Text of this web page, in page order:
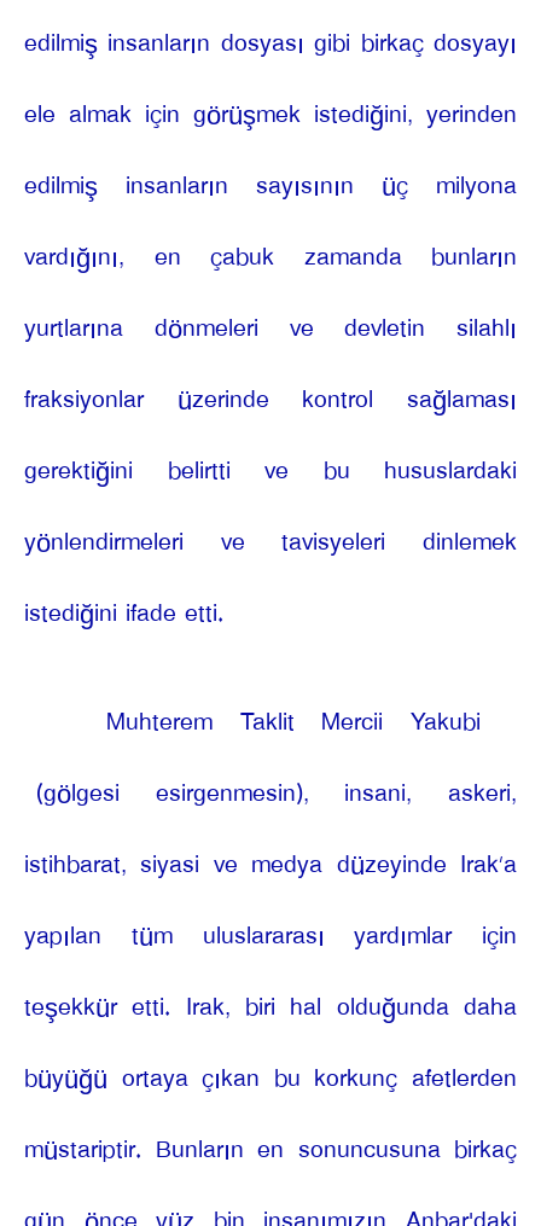
edilmiş insanların dosyası gibi birkaç dosyayı
ele almak için görüşmek istediğini, yerinden
edilmiş insanların sayısının üç milyona
vardığını, en çabuk zamanda bunların
yurtlarına dönmeleri ve devletin silahlı
fraksiyonlar üzerinde kontrol sağlaması
gerektiğini belirtti ve bu hususlardaki
yönlendirmeleri ve tavisyeleri dinlemek
istediğini ifade etti.
Muhterem Taklit Mercii Yakubi
(gölgesi esirgenmesin), insani, askeri,
istihbarat, siyasi ve medya düzeyinde Irak’a
yapılan tüm uluslararası yardımlar için
teşekkür etti. Irak, biri hal olduğunda daha
büyüğü ortaya çıkan bu korkunç afetlerden
müstariptir. Bunların en sonuncusuna birkaç